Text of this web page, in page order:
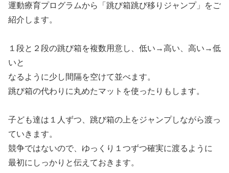
運動療育プログラムから「跳び箱跳び移りジャンプ」をご
紹介します。
１段と２段の跳び箱を複数用意し、低い→高い、高い→低
いと
なるように少し間隔を空けて並べます。
跳び箱の代わりに丸めたマットを使ったりもします。
子ども達は１人ずつ、跳び箱の上をジャンプしながら渡っ
ていきます。
競争ではないので、ゆっくり１つずつ確実に渡るように
最初にしっかりと伝えておきます。